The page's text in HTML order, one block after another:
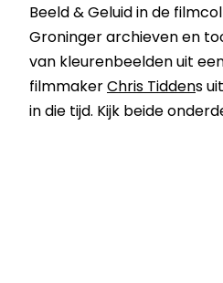
Beeld & Geluid in de
Groninger archieven en
van kleurenbeelden uit
filmmakerChris Tiddens
in die tijd. Kijk beide